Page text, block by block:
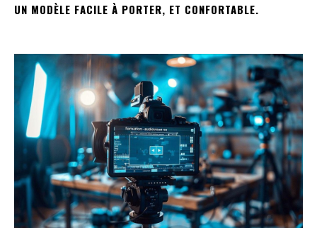
UN MODÈLE FACILE À PORTER, ET CONFORTABLE.